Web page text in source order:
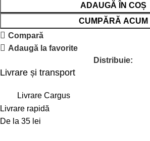
ADAUGĂ ÎN COȘ
CUMPĂRĂ ACUM
Compară
Adaugă la favorite
Distribuie:
Livrare și transport
Livrare Cargus
Livrare rapidă
De la 35 lei